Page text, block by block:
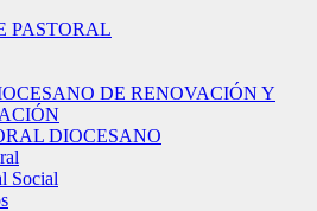
PASTORAL
DE RENOVACIÓN Y
DIOCESANO
Social